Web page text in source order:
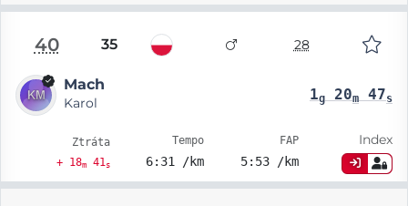
40 35 28
Mach
Karol 1g20m47s
Ztráta
+ 18m41s
Tempo
6:31 /km
FAP
5:53 /km
Index